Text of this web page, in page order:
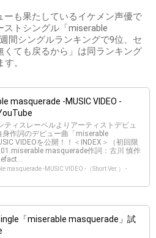
ーも果たしているイケメン声優で
ストシングル「miserable
間シングルランキングで9位、セ
くても戻るから」は同ランキング
。
masquerade -MUSIC VIDEO -
ティスレーベルよりアーティストデビュ
身作詞のデビュー曲「miserable
VIDEOを公開！！＜INDEX＞（初回限
masquerade作詞：古川 慎作
masquerade -MUSIC VIDEO -（Short Ver.） -
「miserable masquerade」試